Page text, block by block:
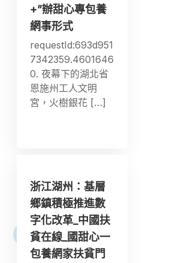
+”辦甜心專包養
網事形式
requestId:693d951
7342359.4601646
0. 夜幕下的湖北省
恩施州工人文明
宮，火樹銀花 […]
浙江湖州：基層
鄉鎮積極推進數
字化改革_中國扶
貧在線_國甜心一
包養網家扶貧門